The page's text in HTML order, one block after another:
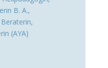
B. A.,
(AYA)